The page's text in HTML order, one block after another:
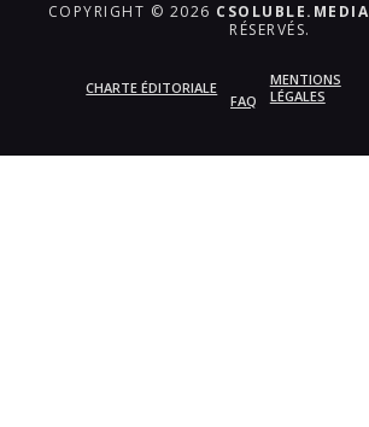
COPYRIGHT © 2026 CSOLUBLE.MEDIA
RÉSERVÉS.
CHARTE ÉDITORIALE
FAQ
MENTIONS
LÉGALES